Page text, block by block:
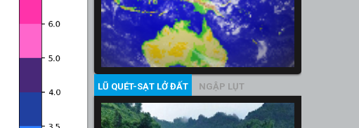
LŨ QUÉT-SẠT LỞ ĐẤT NGẬP LỤT